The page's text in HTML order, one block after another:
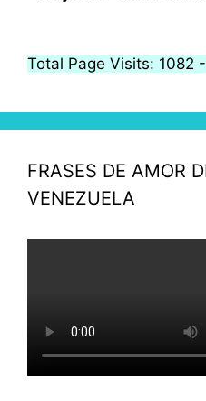
Total Page Visits: 1082
FRASES DE AMOR
VENEZUELA